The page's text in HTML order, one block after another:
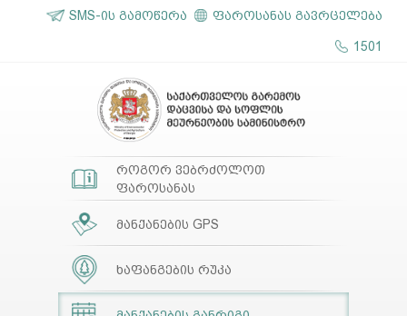
ფაროსანას გავრცელება
SMS-ის გამოწერა
1501
როგორ ვებრძოლოთ
ფაროსანას
მანქანების GPS
ხაფანგების რუკა